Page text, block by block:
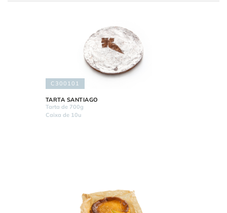
C300101
TARTA SANTIAGO
Tarta de 700g
Caixa de 10u